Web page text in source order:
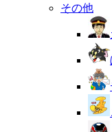
その他